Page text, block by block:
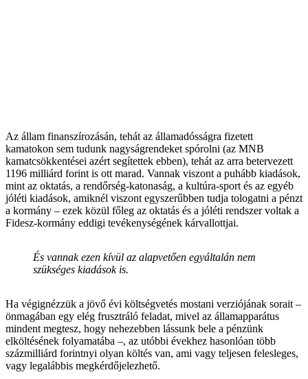
Az állam finanszírozásán, tehát az államadósságra fizetett
kamatokon sem tudunk nagyságrendeket spórolni (az MNB
kamatcsökkentései azért segítettek ebben), tehát az arra betervezett
1196 milliárd forint is ott marad. Vannak viszont a puhább kiadások,
mint az oktatás, a rendőrség-katonaság, a kultúra-sport és az egyéb
jóléti kiadások, amiknél viszont egyszerűbben tudja tologatni a pénzt
a kormány – ezek közül főleg az oktatás és a jóléti rendszer voltak a
Fidesz-kormány eddigi tevékenységének kárvallottjai.
És vannak ezen kívül az alapvetően egyáltalán nem
szükséges kiadások is.
Ha végignézzük a jövő évi költségvetés mostani verziójának sorait –
önmagában egy elég frusztráló feladat, mivel az államapparátus
mindent megtesz, hogy nehezebben lássunk bele a pénzünk
elköltésének folyamatába –, az utóbbi évekhez hasonlóan több
százmilliárd forintnyi olyan költés van, ami vagy teljesen felesleges,
vagy legalábbis megkérdőjelezhető.